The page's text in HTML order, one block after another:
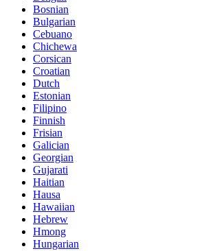
Bosnian
Bulgarian
Cebuano
Chichewa
Corsican
Croatian
Dutch
Estonian
Filipino
Finnish
Frisian
Galician
Georgian
Gujarati
Haitian
Hausa
Hawaiian
Hebrew
Hmong
Hungarian